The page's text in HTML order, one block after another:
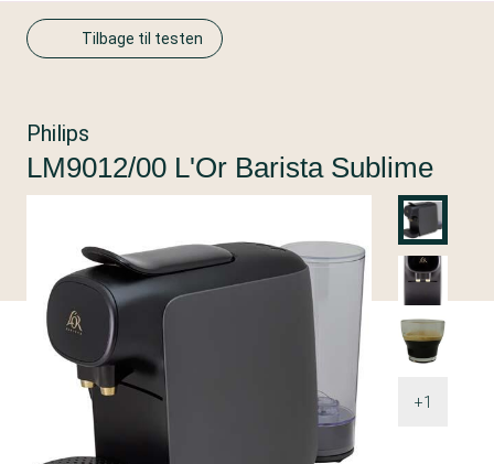
Tilbage til testen
+1
Philips
LM9012/00 L'Or Barista Sublime